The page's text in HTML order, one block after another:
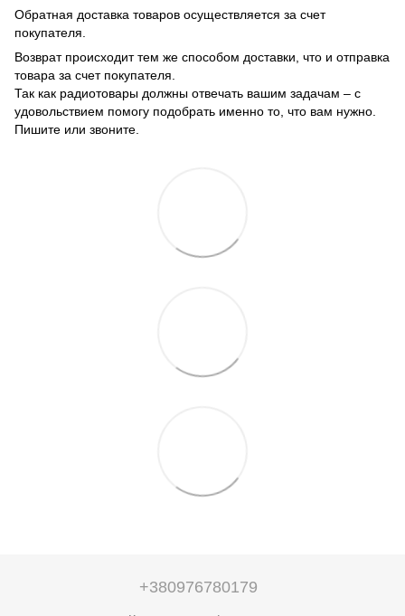
Обратная доставка товаров осуществляется за счет
покупателя.
Возврат происходит тем же способом доставки, что и отправка
товара за счет покупателя.
Так как радиотовары должны отвечать вашим задачам – с
удовольствием помогу подобрать именно то, что вам нужно.
Пишите или звоните.
+380976780179